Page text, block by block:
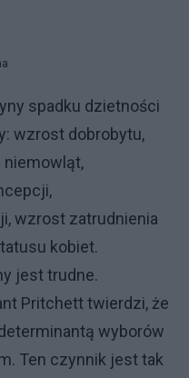
spadku dzietności
wzrost dobrobytu,
wzrost zatrudnienia
kobiet.
jest trudne.
Pritchett twierdzi, że
wyborów
Ten czynnik jest tak